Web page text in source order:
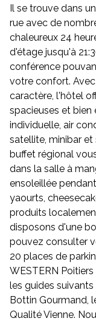
Il se trouve dans
rue avec de
chaleureux 24
d'étage jusqu'à
conférence
votre confort.
caractère, l'hôtel
spacieuses et bien
individuelle, air
satellite, minibar
buffet régional
dans la salle à
ensoleillée
yaourts,
produits
disposons d'une
pouvez consulter
20 places de
WESTERN
les guides suivants
Bottin Gourmand,
Qualité Vienne.